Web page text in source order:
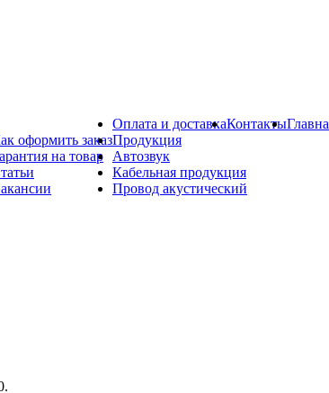
оформить заказ
на товар
Оплата и доставкаКонтакты
Продукция
Автозвук
Кабельная продукция
Провод акустический